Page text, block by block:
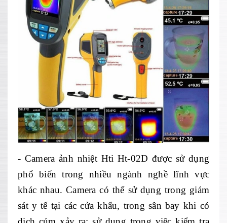
- Cameraảnh nhiệt Hti Ht-02D được sử dụng
phổ biến trong nhiều ngành nghề lĩnh vực
khác nhau. Camera có thể sử dụng trong giám
sát y tế tại các cửa khẩu, trong sân bay khi có